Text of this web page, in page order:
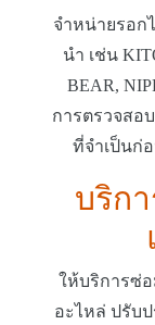
จำหน่ายรอ
นำ เช่น
BEAR,
การตรวจสอ
ที่จำเป็นก่
บริก
ให้บริการซ่
อะไหล่ ปรับ